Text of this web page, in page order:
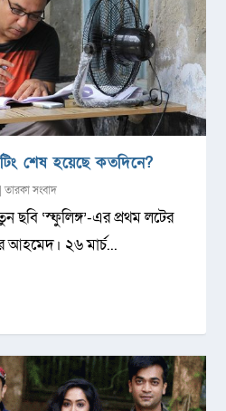
শেষ হয়েছে কতদিনে?
|তারকা সংবাদ
ছবি ‘স্ফুলিঙ্গ’-এর প্রথম লটের
২৬ মার্চ...